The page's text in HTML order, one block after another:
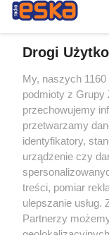
Żaden utwór
rozpowszechniany
tym także
eksploatacji w
Internecie bez
wykorzystanie
tzn. bez właściwej
ścigane prawnie.
Drogi
My, naszych
podmioty z Grupy
przechowujemy
przetwarzamy
identyfikatory,
urządzenie czy
treści, pomiar
ulepszanie
Partnerzy